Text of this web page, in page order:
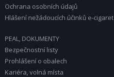
Ochrana osobních údajů
Hlášení nežádoucích účinků e-cigaret
PEAL, DOKUMENTY
Bezpečnostní listy
Prohlášení o obalech
Kariéra, volná místa